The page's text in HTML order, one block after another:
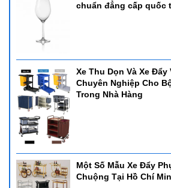
chuẩn đẳng cấp quốc
Xe Thu Dọn Và Xe Đẩy
Chuyên Nghiệp Cho
Trong Nhà Hàng
Một Số Mẫu Xe Đẩy
Chuộng Tại Hồ Chí